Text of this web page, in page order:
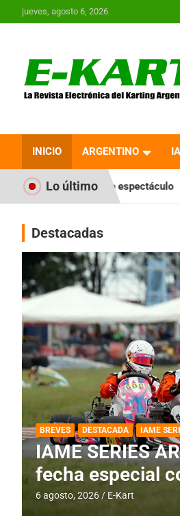
Saltar
al
jueves, agosto 6, 2026
Revista
Karting en
INICIO ARGENTINO
Lo último
espectáculo AKPS: Intervino
Destacadas
DESTACADA IAME SERIES
IAME SERIES
fecha con
4 agosto, 2026 E-Kart